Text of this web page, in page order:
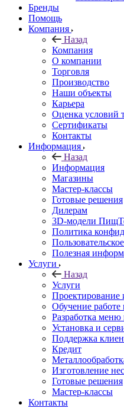
Бренды
Помощь
Компания
Назад
Компания
О компании
Торговля
Производство
Наши объекты
Карьера
Оценка условий
Сертификаты
Контакты
Информация
Назад
Информация
Магазины
Мастер-классы
Готовые решения
Дилерам
3D-модели
Политика
Полезная
Услуги
Назад
Услуги
Проектирование
Обучение работе
Разработка меню
Установка и
Поддержка
Кредит
Изготовление
Готовые решения
Мастер-классы
Контакты